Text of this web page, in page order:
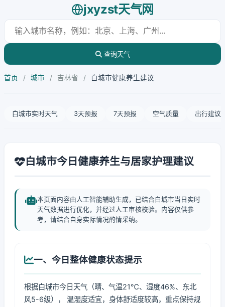
jxyzst天气网
查询天气
首页 / 城市 / 吉林省 / 白城市健康养生建议
白城市实时天气 3天预报 7天预报 空气质量 出行建议
白城市今日健康养生与居家护理建议
本页面内容由人工智能辅助生成，已结合白城市当日实时
天气数据进行优化，并经过人工审核校验。内容仅供参
考，请结合自身实际情况酌情采纳。
一、今日整体健康状态提示
根据白城市今日天气（晴、气温21℃、湿度46%、东北
风5-6级）， 温湿度适宜，身体舒适度较高，重点保持规